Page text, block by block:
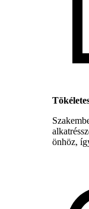
önhöz,